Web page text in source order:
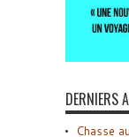
DERNIERS
Chasse